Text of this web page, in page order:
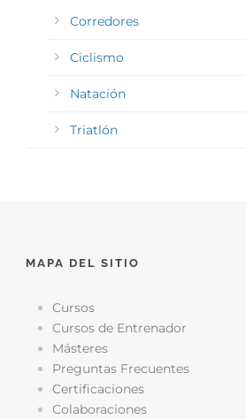
Corredores
Ciclismo
Natación
Triatlón
MAPA DEL SITIO
Cursos
Cursos de Entrenador
Másteres
Preguntas Frecuentes
Certificaciones
Colaboraciones